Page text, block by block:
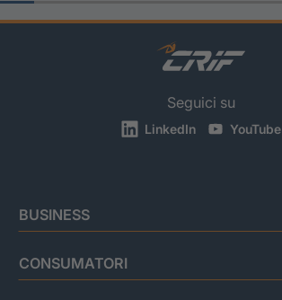
Seguici su
LinkedIn YouTube
BUSINESS
CONSUMATORI